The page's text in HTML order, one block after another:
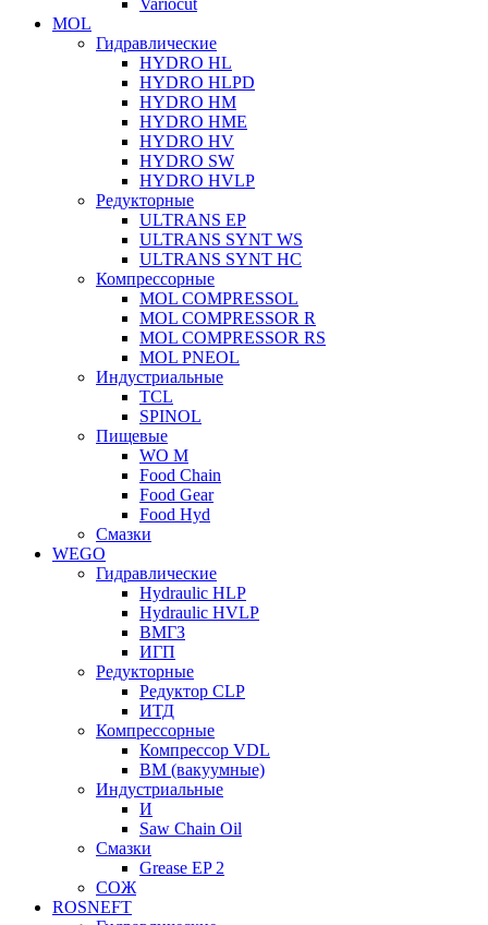
Variocut
MOL
Гидравлические
HYDRO HL
HYDRO HLPD
HYDRO HM
HYDRO HME
HYDRO HV
HYDRO SW
HYDRO HVLP
Редукторные
ULTRANS EP
ULTRANS SYNT WS
ULTRANS SYNT HC
Компрессорные
MOL COMPRESSOL
MOL COMPRESSOR R
MOL COMPRESSOR RS
MOL PNEOL
Индустриальные
TCL
SPINOL
Пищевые
WO M
Food Chain
Food Gear
Food Hyd
Смазки
WEGO
Гидравлические
Hydraulic HLP
Hydraulic HVLP
ВМГЗ
ИГП
Редукторные
Редуктор CLP
ИТД
Компрессорные
Компрессор VDL
ВМ (вакуумные)
Индустриальные
И
Saw Chain Oil
Смазки
Grease EP 2
СОЖ
ROSNEFT